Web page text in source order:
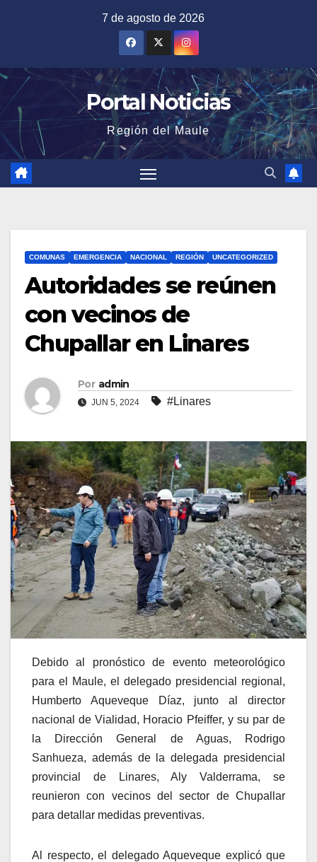
7 de agosto de 2026
Portal Noticias
Región del Maule
COMUNAS EMERGENCIA NACIONAL REGIÓN UNCATEGORIZED
Autoridades se reúnen
con vecinos de
Chupallar en Linares
Por admin
JUN 5, 2024 #Linares
Debido al pronóstico de evento meteorológico
para el Maule, el delegado presidencial regional,
Humberto Aqueveque Díaz, junto al director
nacional de Vialidad, Horacio Pfeiffer, y su par de
la Dirección General de Aguas, Rodrigo
Sanhueza, además de la delegada presidencial
provincial de Linares, Aly Valderrama, se
reunieron con vecinos del sector de Chupallar
para detallar medidas preventivas.
Al respecto, el delegado Aqueveque explicó que